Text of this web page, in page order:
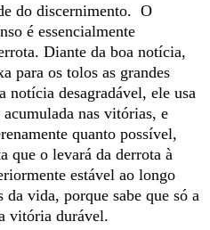
do discernimento. O
é essencialmente
Diante da boa notícia,
para os tolos as grandes
notícia desagradável, ele usa
nas vitórias, e
quanto possível,
que o levará da derrota à
estável ao longo
da vida, porque sabe que só a
vitória durável.